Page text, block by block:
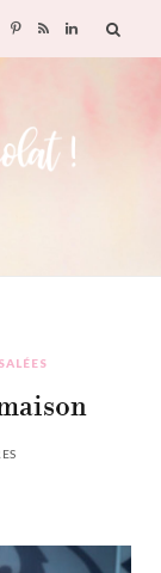
P
n
e
R
S
L